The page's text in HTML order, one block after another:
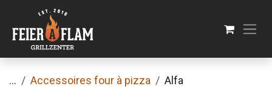
Se rendre au contenu
... Accessoires four à pizza Alfa